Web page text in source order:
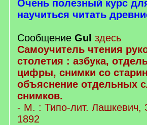
Очень полезный курс
научиться читать
Сообщение Gul здесь
Самоучитель чтения
столетия : азбука,
цифры, снимки со
объяснение отдельных
снимков.
- М. : Типо-лит. Лашкевич,
1892